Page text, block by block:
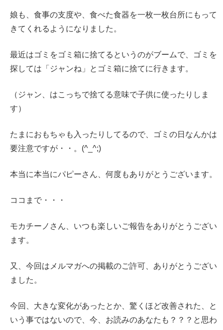
娘も、食事の支度や、食べた食器を一枚一枚台所にもって
きてくれるようになりました。
最近はゴミをゴミ箱に捨てるというのがブームで、ゴミを
探しては「ジャンね」とゴミ箱に捨てに行きます。
（ジャン、はこっちで捨てる意味で子供に使ったりしま
す）
たまにおもちゃも入ったりしてるので、ゴミの日なんかは
要注意ですが・・。(^_^;)
本当に本当にパピーさん、何度もありがとうございます。
ココまで・・・
モカチーノさん、いつも楽しいご報告をありがとうござい
ます。
又、今回はメルマガへの掲載のご許可、ありがとうござい
ました。
今回、大きな変化があったとか、驚くほど改善された、と
いう事ではないので、今、お読みのあなたも？？？と思わ